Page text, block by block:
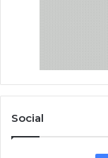
Social